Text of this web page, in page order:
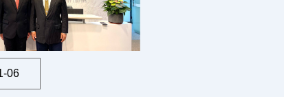
06